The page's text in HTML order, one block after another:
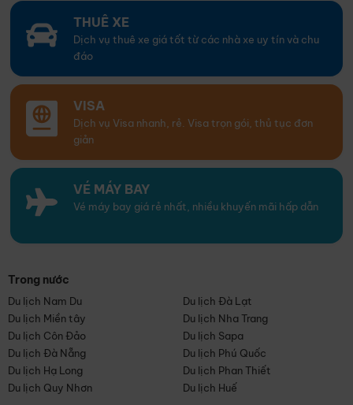
THUÊ XE
Dịch vụ thuê xe giá tốt từ các nhà xe uy tín và chu
đáo
VISA
Dịch vụ Visa nhanh, rẻ. Visa trọn gói, thủ tục đơn
giản
VÉ MÁY BAY
Vé máy bay giá rẻ nhất, nhiều khuyến mãi hấp dẫn
Trong nước
Du lịch Nam Du
Du lịch Đà Lạt
Du lịch Miền tây
Du lịch Nha Trang
Du lịch Côn Đảo
Du lịch Sapa
Du lịch Đà Nẵng
Du lịch Phú Quốc
Du lịch Hạ Long
Du lịch Phan Thiết
Du lịch Quy Nhơn
Du lịch Huế